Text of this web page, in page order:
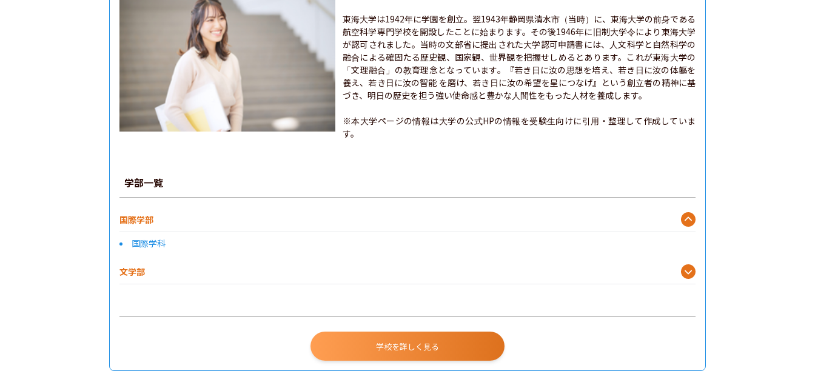
東海大学は1942年に学園を創立。翌1943年静岡県清水市（当時）に、東海大学の前身である
航空科学専門学校を開設したことに始まります。その後1946年に旧制大学令により東海大学
が認可されました。当時の文部省に提出された大学認可申請書には、人文科学と自然科学の
融合による確固たる歴史観、国家観、世界観を把握せしめるとあります。これが東海大学の
「文理融合」の教育理念となっています。『若き日に汝の思想を培え、若き日に汝の体軀を
養え、若き日に汝の智能 を磨け、若き日に汝の希望を星につなげ』という創立者の精神に基
づき、明日の歴史を担う強い使命感と豊かな人間性をもった人材を養成します。
※本大学ページの情報は大学の公式HPの情報を受験生向けに引用・整理して作成していま
す。
学部一覧
国際学部
国際学科
文学部
学校を詳しく見る